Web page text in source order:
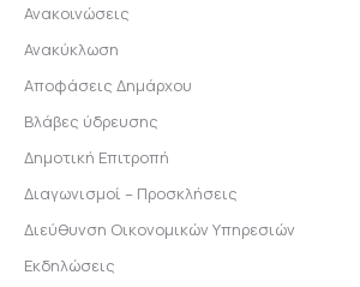
Ανακοινώσεις
Ανακύκλωση
Αποφάσεις Δημάρχου
Βλάβες ύδρευσης
Δημοτική Επιτροπή
Διαγωνισμοί – Προσκλήσεις
Διεύθυνση Οικονομικών Υπηρεσιών
Εκδηλώσεις